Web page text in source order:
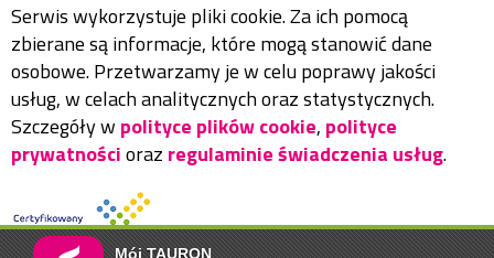
Serwis wykorzystuje pliki cookie. Za ich pomocą
zbierane są informacje, które mogą stanowić dane
osobowe. Przetwarzamy je w celu poprawy jakości
usług, w celach analitycznych oraz statystycznych.
Szczegóły w polityce plików cookie, polityce
prywatnościoraz regulaminie świadczenia usług.
Mój TAURON